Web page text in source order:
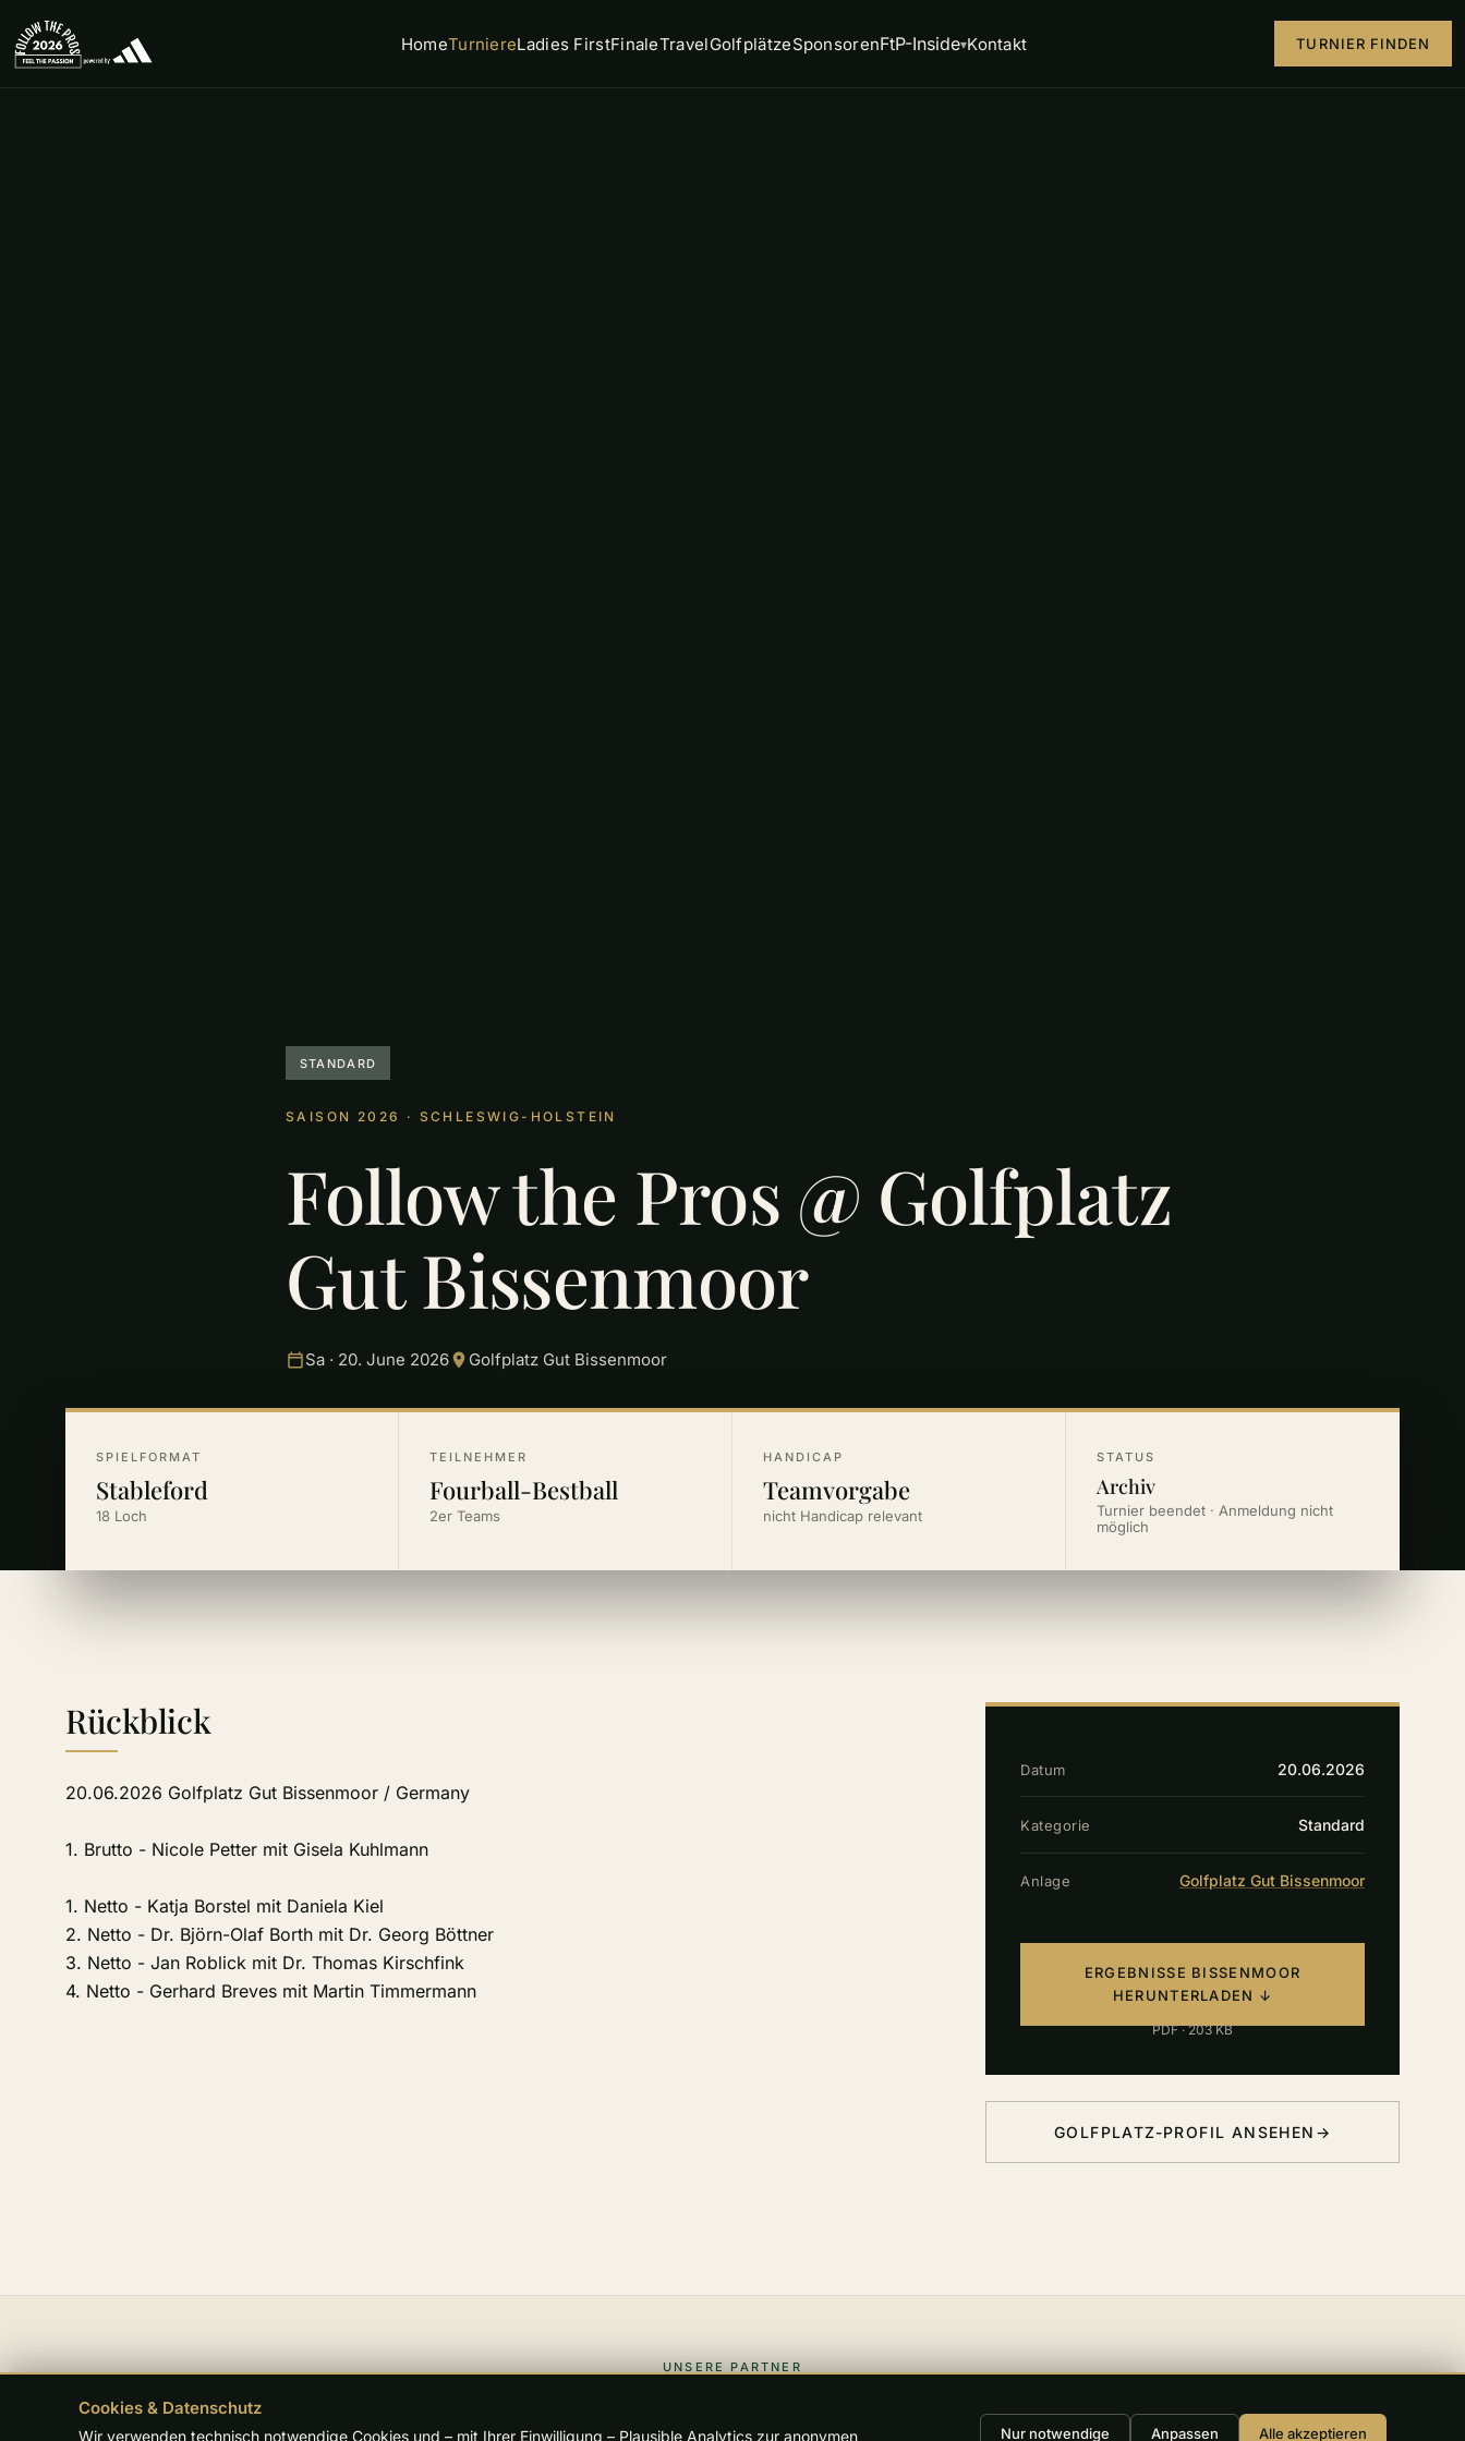
HomeTurniereLadies FirstFinaleTravelGolfplätzeSponsorenFtP-Inside▾Kontakt TURNIER FINDEN
STANDARD
SAISON 2026 · SCHLESWIG-HOLSTEIN
Follow the Pros @ Golfplatz
Gut Bissenmoor
Sa · 20. June 2026 Golfplatz Gut Bissenmoor
SPIELFORMAT
Stableford
18 Loch
TEILNEHMER
Fourball-Bestball
2er Teams
HANDICAP
Teamvorgabe
nicht Handicap relevant
STATUS
Archiv
Turnier beendet · Anmeldung nicht
möglich
Rückblick
20.06.2026 Golfplatz Gut Bissenmoor / Germany
1. Brutto - Nicole Petter mit Gisela Kuhlmann
1. Netto - Katja Borstel mit Daniela Kiel
2. Netto - Dr. Björn-Olaf Borth mit Dr. Georg Böttner
3. Netto - Jan Roblick mit Dr. Thomas Kirschfink
4. Netto - Gerhard Breves mit Martin Timmermann
Datum 20.06.2026
Kategorie Standard
Anlage Golfplatz Gut Bissenmoor
ERGEBNISSE BISSENMOOR
HERUNTERLADEN ↓
PDF · 203 KB
GOLFPLATZ-PROFIL ANSEHEN →
UNSERE PARTNER
GOLD SILBER
Cookies & Datenschutz
Wir verwenden technisch notwendige Cookies und – mit Ihrer Einwilligung – Plausible Analytics zur anonymen
Nur notwendige Anpassen Alle akzeptieren